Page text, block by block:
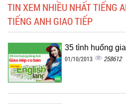
TIN XEM NHIỀU NHẤT TIẾNG
TIẾNG ANH GIAO TIẾP
35 tình huống
01/10/2013 258612